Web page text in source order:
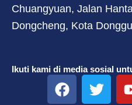
Chuangyuan, Jalan
Dongcheng, Kota
Ikuti kami di media sosial
F
a
T
w